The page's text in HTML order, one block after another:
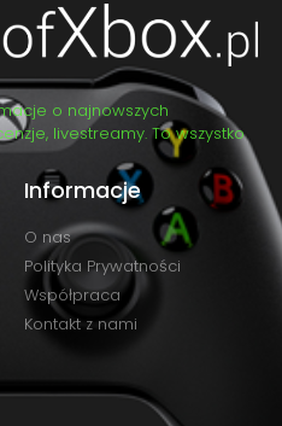
o najnowszych
livestreamy. To wszystko
Informacje
O nas
Polityka Prywatności
Współpraca
Kontakt z nami